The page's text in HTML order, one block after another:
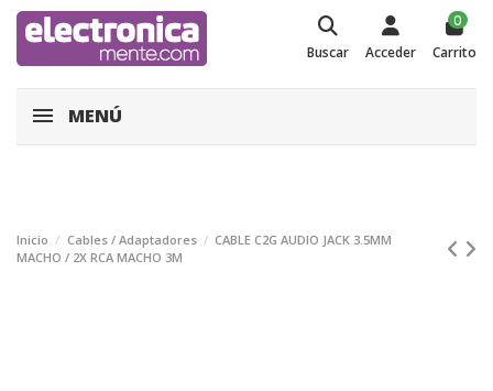
Buscar Acceder
0
Carrito
MENÚ
Inicio Cables / Adaptadores
CABLE C2G AUDIO JACK 3.5MM
MACHO / 2X RCA MACHO 3M